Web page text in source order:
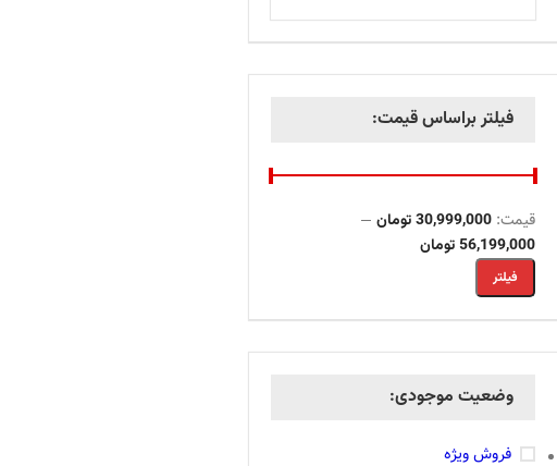
فیلتر براساس قیمت:
فیلتر
قیمت: 30,999,000 تومان —
56,199,000 تومان
وضعیت موجودی:
فروش ویژه